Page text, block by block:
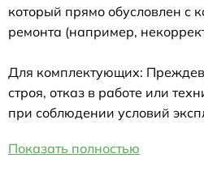
который прямо обусловлен с
ремонта (например,
Для комплектующих:
строя, отказ в работе или
при соблюдении условий
Показать полностью